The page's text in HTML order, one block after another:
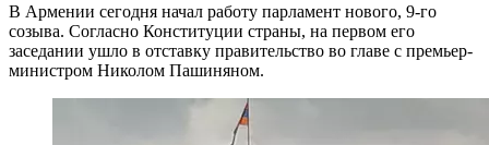
В Армении сегодня начал работу парламент нового, 9-го
созыва. Согласно Конституции страны, на первом его
заседании ушло в отставку правительство во главе с премьер-
министром Николом Пашиняном.